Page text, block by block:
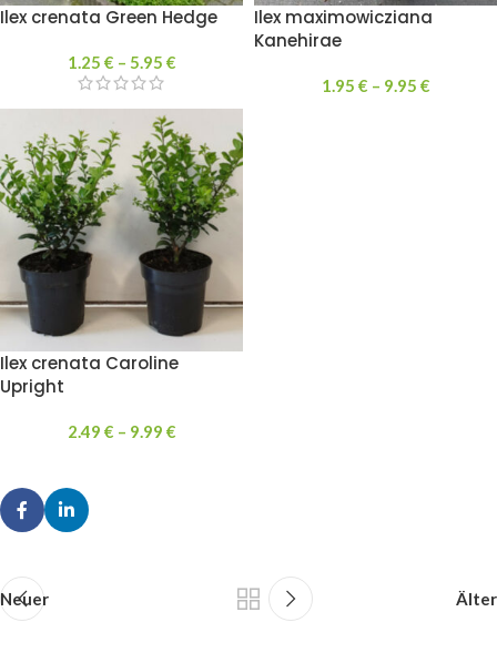
Ilex crenata Green Hedge
1.25 € – 5.95 €
Ilex maximowicziana
Kanehirae
1.95 € – 9.95 €
Ilex crenata Caroline
Upright
2.49 € – 9.99 €
Neuer Älter